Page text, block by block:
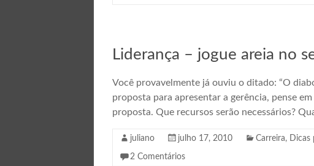
Liderança – jogue areia no
Você provavelmente já ouviu o ditado: “O
proposta para apresentar a gerência, pense
proposta. Que recursos serão necessários?
juliano julho 17, 2010 Carreira, Dicas
2 Comentários